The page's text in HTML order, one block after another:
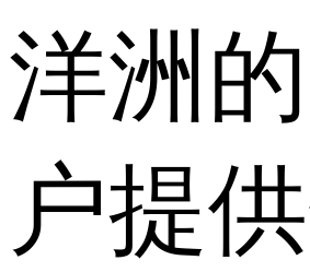
洋洲
户提